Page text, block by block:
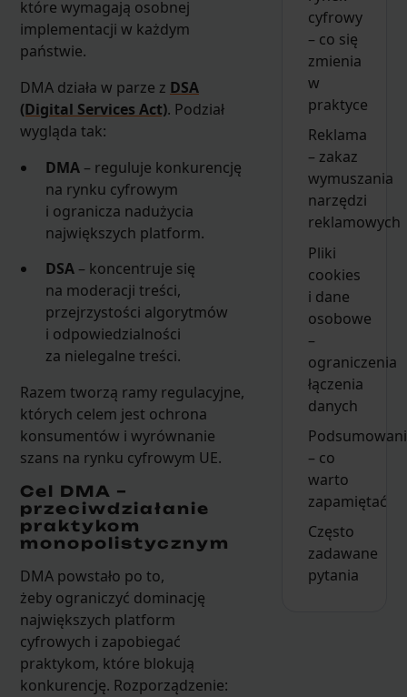
które wymagają osobnej
implementacji w każdym
państwie.
DMA działa w parze z DSA
(Digital Services Act). Podział
wygląda tak:
DMA – reguluje konkurencję
na rynku cyfrowym
i ogranicza nadużycia
największych platform.
DSA – koncentruje się
na moderacji treści,
przejrzystości algorytmów
i odpowiedzialności
za nielegalne treści.
Razem tworzą ramy regulacyjne,
których celem jest ochrona
konsumentów i wyrównanie
szans na rynku cyfrowym UE.
Cel DMA –
przeciwdziałanie
praktykom
monopolistycznym
DMA powstało po to,
żeby ograniczyć dominację
największych platform
cyfrowych i zapobiegać
praktykom, które blokują
konkurencję. Rozporządzenie:
cyfrowy
– co się
zmienia
w
praktyce
Reklama
– zakaz
wymuszania
narzędzi
reklamowych
Pliki
cookies
i dane
osobowe
–
ograniczenia
łączenia
danych
– co
warto
zapamiętać
Często
zadawane
pytania